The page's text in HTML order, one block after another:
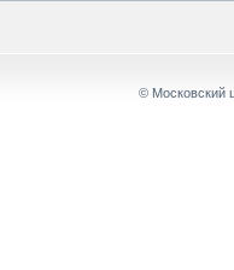
© Московский